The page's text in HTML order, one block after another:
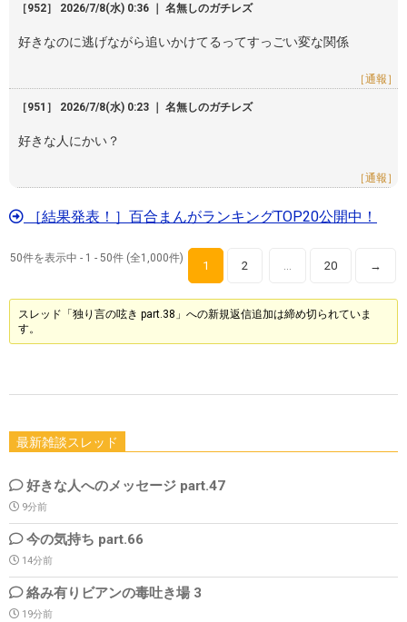
［952］ 2026/7/8(水) 0:36 ｜ 名無しのガチレズ
好きなのに逃げながら追いかけてるってすっごい変な関係
［通報］
［951］ 2026/7/8(水) 0:23 ｜ 名無しのガチレズ
好きな人にかい？
［通報］
［結果発表！］百合まんがランキングTOP20公開中！
50件を表示中 - 1 - 50件 (全1,000件)
1 2 … 20 →
スレッド「独り言の呟き part.38」への新規返信追加は締め切られていま
す。
最新雑談スレッド
好きな人へのメッセージ part.47
9分前
今の気持ち part.66
14分前
絡み有りビアンの毒吐き場 3
19分前